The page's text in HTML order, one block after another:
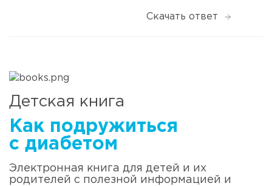
Скачать ответ
Детская книга
Как подружиться
c диабетом
Электронная книга для детей и их
родителей с полезной информацией и